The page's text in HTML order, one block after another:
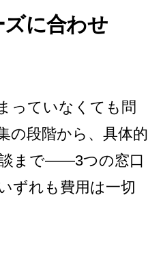
に合わせ
っていなくても問
の段階から、具体的
まで——3つの窓口
ずれも費用は一切